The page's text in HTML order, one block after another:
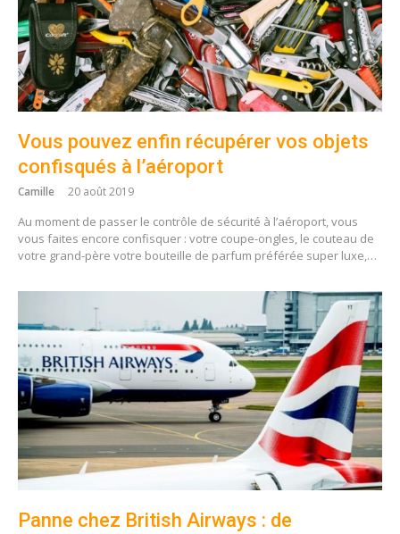
Vous pouvez enfin récupérer vos objets
confisqués à l’aéroport
Camille 20 août 2019
Au moment de passer le contrôle de sécurité à l’aéroport, vous
vous faites encore confisquer : votre coupe-ongles, le couteau de
votre grand-père votre bouteille de parfum préférée super luxe,…
Panne chez British Airways : de